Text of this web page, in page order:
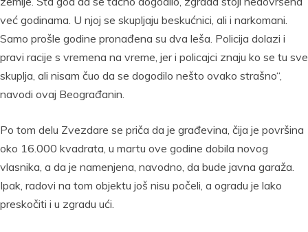
već godinama. U njoj se skupljaju beskućnici, ali i narkomani.
Samo prošle godine pronađena su dva leša. Policija dolazi i
pravi racije s vremena na vreme, jer i policajci znaju ko se tu sve
skuplja, ali nisam čuo da se dogodilo nešto ovako strašno“,
navodi ovaj Beograđanin.
Po tom delu Zvezdare se priča da je građevina, čija je površina
oko 16.000 kvadrata, u martu ove godine dobila novog
vlasnika, a da je namenjena, navodno, da bude javna garaža.
Ipak, radovi na tom objektu još nisu počeli, a ogradu je lako
preskočiti i u zgradu ući.